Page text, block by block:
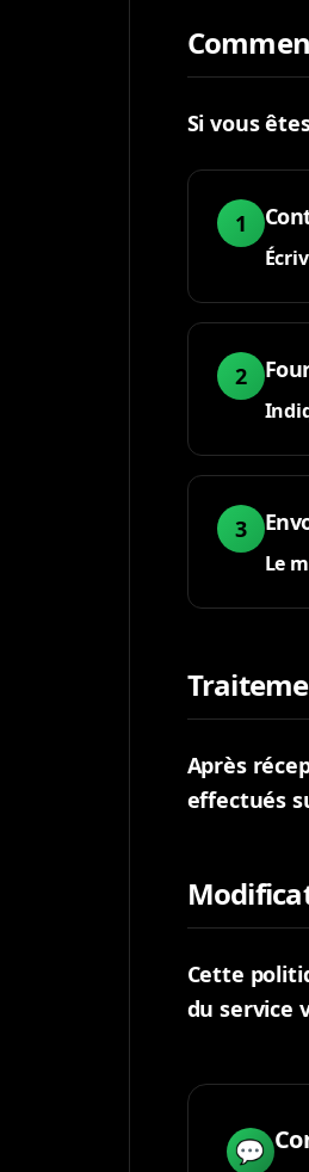
Si vous
1
2
3
Le
Après
effectués
Cette
du service
💬